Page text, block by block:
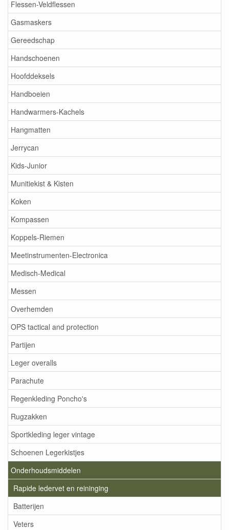
Flessen-Veldflessen
Gasmaskers
Gereedschap
Handschoenen
Hoofddeksels
Handboeien
Handwarmers-Kachels
Hangmatten
Jerrycan
Kids-Junior
Munitiekist & Kisten
Koken
Kompassen
Koppels-Riemen
Meetinstrumenten-Electronica
Medisch-Medical
Messen
Overhemden
OPS tactical and protection
Partijen
Leger overalls
Parachute
Regenkleding Poncho's
Rugzakken
Sportkleding leger vintage
Schoenen Legerkistjes
Onderhoudsmiddelen
Rapide ledervet en reininging
Batterijen
Veters